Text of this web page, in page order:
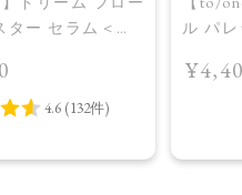
ター セラム＜導
ル パレ
AW